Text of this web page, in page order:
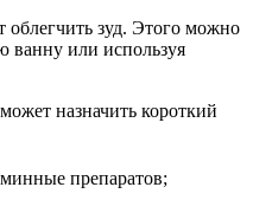
зуд. Этого можно
ванну или используя
назначить короткий
препаратов;